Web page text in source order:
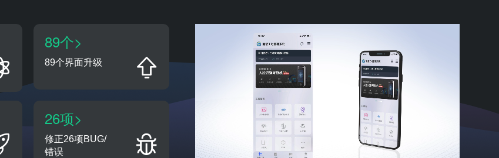
89个>
89个界面升级
26项>
修正26项BUG/
错误